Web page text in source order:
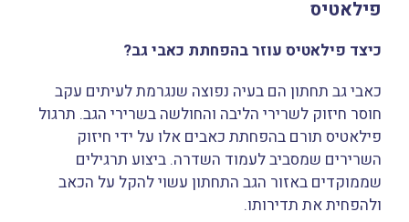
פילאטיס
כיצד פילאטיס עוזר בהפחתת כאבי גב?
כאבי גב תחתון הם בעיה נפוצה שנגרמת לעיתים עקב
חוסר חיזוק לשרירי הליבה והחולשה בשרירי הגב. תרגול
פילאטיס תורם בהפחתת כאבים אלו על ידי חיזוק
השרירים שמסביב לעמוד השדרה. ביצוע תרגילים
שממוקדים באזור הגב התחתון עשוי להקל על הכאב
ולהפחית את תדירותו.